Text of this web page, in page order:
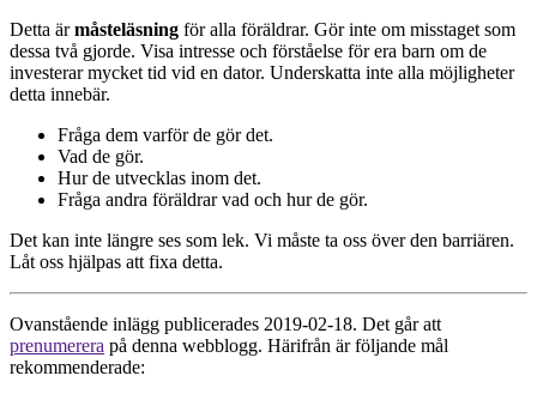
Detta ärmåsteläsning för alla föräldrar. Gör inte om misstaget som
dessa två gjorde. Visa intresse och förståelse för era barn om de
investerar mycket tid vid en dator. Underskatta inte alla möjligheter
detta innebär.
Fråga dem varför de gör det.
Vad de gör.
Hur de utvecklas inom det.
Fråga andra föräldrar vad och hur de gör.
Det kan inte längre ses som lek. Vi måste ta oss över den barriären.
Låt oss hjälpas att fixa detta.
Ovanstående inlägg publicerades 2019-02-18. Det går att
prenumerera på denna webblogg. Härifrån är följande mål
rekommenderade: